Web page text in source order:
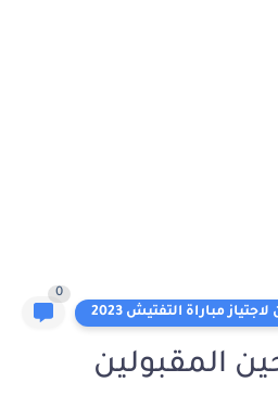
مباراة التفتيش 2023
0
المقبولين